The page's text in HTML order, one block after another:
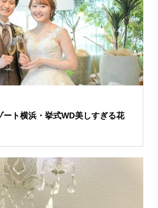
ート横浜・挙式WD美しすぎる花